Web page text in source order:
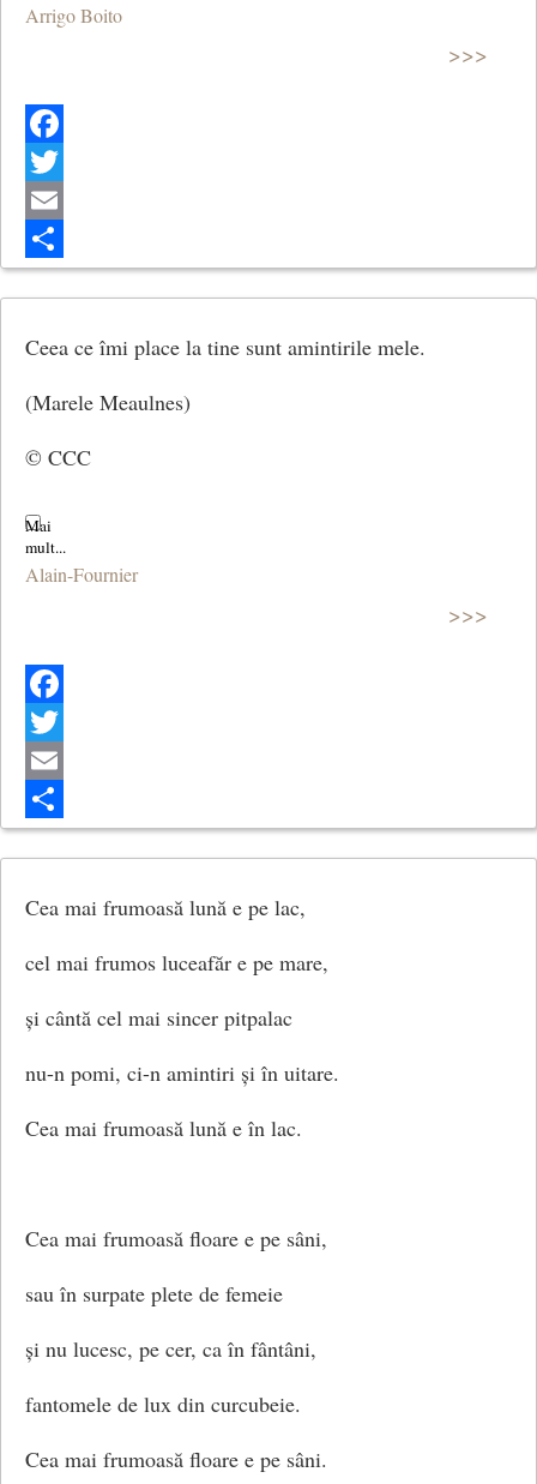
Arrigo Boito
>>>
Facebook
Twitter
Email
Share
Ceea ce îmi place la tine sunt amintirile mele.
(Marele Meaulnes)
© CCC
Alain-Fournier
>>>
Facebook
Twitter
Email
Share
Cea mai frumoasă lună e pe lac,
cel mai frumos luceafăr e pe mare,
și cântă cel mai sincer pitpalac
nu-n pomi, ci-n amintiri și în uitare.
Cea mai frumoasă lună e în lac.
Cea mai frumoasă floare e pe sâni,
sau în surpate plete de femeie
și nu lucesc, pe cer, ca în fântâni,
fantomele de lux din curcubeie.
Cea mai frumoasă floare e pe sâni.